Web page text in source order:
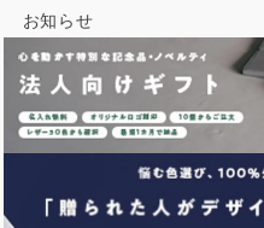
お知らせ